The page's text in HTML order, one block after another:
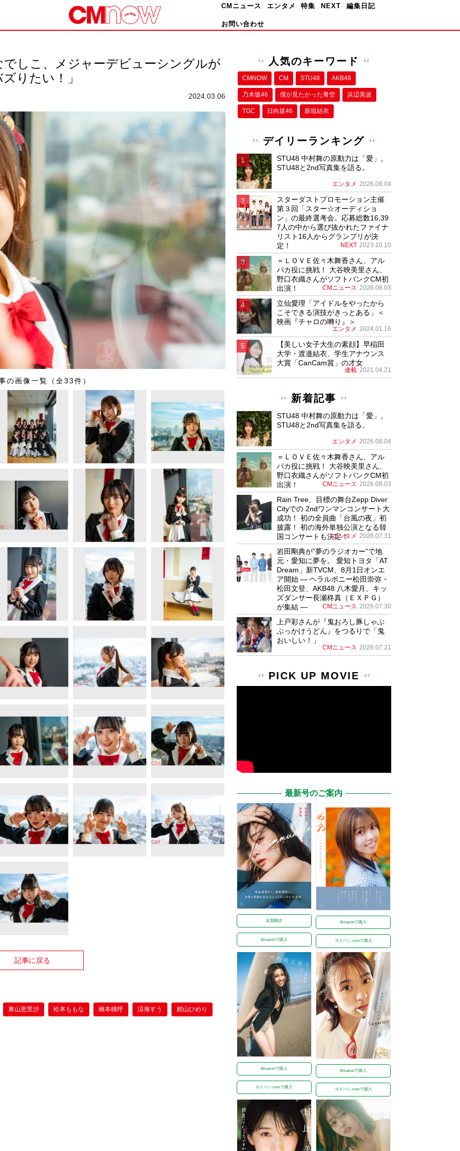
CMニュース エンタメ 特集 NEXT 編集日記
お問い合わせ
しこ、メジャーデビューシングルが
りたい！」
2024.03.06
の画像一覧（全33件）
記事に戻る
東山恵里沙 松本ももな 橋本桃呼 涼海すう 籾山ひめり
人気のキーワード
CMNOW CM STU48 AKB48
乃木坂46 僕が⾒たかった⻘空 浜辺美波
TGC 日向坂46 新垣結衣
デイリーランキング
STU48 中村舞の原動力は「愛」。
STU48と2nd写真集を語る。
エンタメ 2026.08.04
スターダストプロモーション主催
第３回「スター☆オーディショ
ン」の最終選考会。応募総数16,39
7人の中から選び抜かれたファイナ
リスト16人からグランプリが決
定！
NEXT 2023.10.10
＝ＬＯＶＥ佐々木舞香さん、アル
パカ役に挑戦！ 大谷映美里さん、
野口衣織さんがソフトバンクCM初
出演！
CMニュース 2026.08.03
立仙愛理「アイドルをやったから
こそできる演技がきっとある」＜
映画『チャロの囀り』＞
エンタメ 2024.01.16
【美しい女子大生の素顔】早稲田
大学・渡邉結衣、学生アナウンス
大賞「CanCam賞」の才女
連載 2021.04.21
新着記事
STU48 中村舞の原動力は「愛」。
STU48と2nd写真集を語る。
エンタメ 2026.08.04
＝ＬＯＶＥ佐々木舞香さん、アル
パカ役に挑戦！ 大谷映美里さん、
野口衣織さんがソフトバンクCM初
出演！
CMニュース 2026.08.03
Rain Tree、目標の舞台Zepp Diver
Cityでの 2ndワンマンコンサート大
成功！ 初の全員曲「台風の夜」初
披露！ 初の海外単独公演となる韓
国コンサートも決定！
エンタメ 2026.07.31
岩田剛典が”夢のラジオカー”で地
元・愛知に夢を。 愛知トヨタ「AT
Dream」新TVCM、8月1日オンエ
ア開始 ― ヘラルボニー松田崇弥・
松田文登、AKB48 八木愛月、キッ
ズダンサー長瀬柊真（ＥＸＰＧ）
が集結 ―
CMニュース 2026.07.30
上戸彩さんが『鬼おろし豚しゃぶ
ぶっかけうどん』をつるりで「鬼
おいしい！」
CMニュース 2026.07.21
PICK UP MOVIE
最新号のご案内
定期購読
Amazonで購入
Amazonで購入
ヨドバシ.comで購入
Amazonで購入
ヨドバシ.comで購入
Amazonで購入
ヨドバシ.comで購入